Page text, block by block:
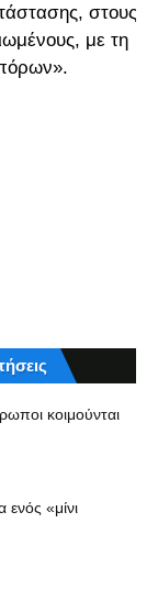
στους
με τη
κοιμούνται
ενός «μίνι